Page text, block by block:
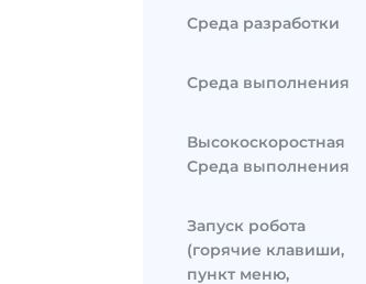
Среда разработки
Среда выполнения
Высокоскоростная
Среда выполнения
Запуск робота
(горячие клавиши,
пункт меню,